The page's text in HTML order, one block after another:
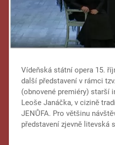
Vídeňská státní opera 15.
další představení v rámci
(obnovené premiéry) starší
Leoše Janáčka, v cizině
JENŮFA. Pro většinu
představení zjevně litevská